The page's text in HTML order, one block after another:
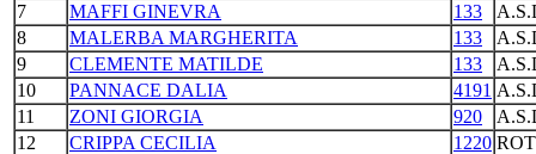
7
MAFFI GINEVRA 133
8
MALERBA MARGHERITA 133
9
CLEMENTE MATILDE 133
10
PANNACE DALIA 4191
11
ZONI GIORGIA 920
12
CRIPPA CECILIA 1220